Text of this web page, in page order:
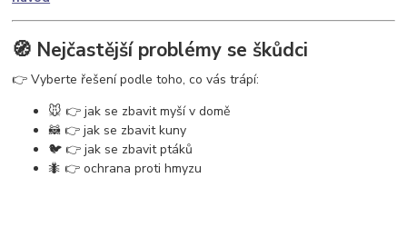
🧭 Nejčastější problémy se škůdci
👉 Vyberte řešení podle toho, co vás trápí:
🐭 👉 jak se zbavit myší v domě
🦝 👉 jak se zbavit kuny
🐦 👉 jak se zbavit ptáků
🐜 👉 ochrana proti hmyzu